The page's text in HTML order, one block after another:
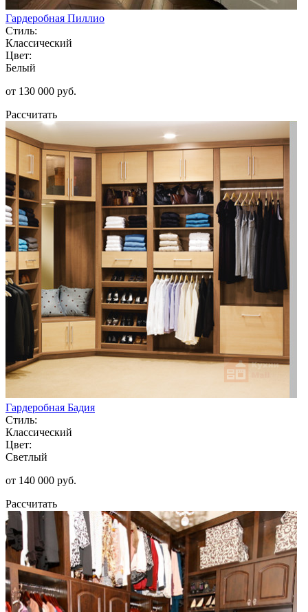
Гардеробная Пиллио
Стиль:
Классический
Цвет:
Белый
от 130 000 руб.
Рассчитать
Гардеробная Бадия
Стиль:
Классический
Цвет:
Светлый
от 140 000 руб.
Рассчитать